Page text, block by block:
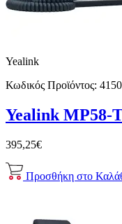
Yealink
Κωδικός Προϊόντος: 4150
Yealink MP58-
395,25€
Προσθήκη στο